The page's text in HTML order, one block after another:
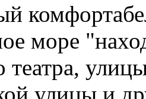
море
театра,
улицы и